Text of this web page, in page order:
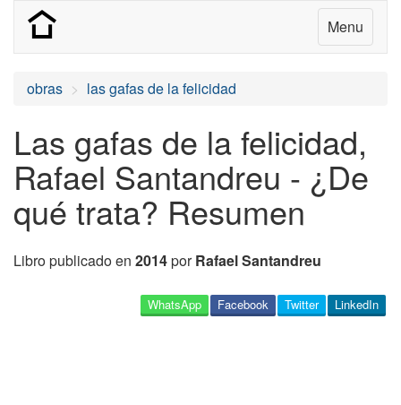
Menu
obras las gafas de la felicidad
Las gafas de la felicidad,
Rafael Santandreu - ¿De
qué trata? Resumen
Libro publicado en 2014porRafael Santandreu
LinkedIn
Twitter
Facebook
WhatsApp